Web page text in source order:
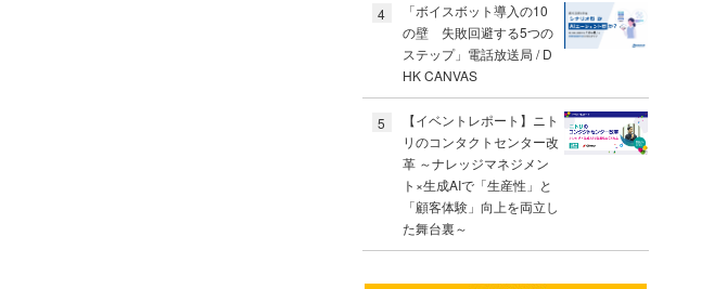
4
「ボイスボット導入の10
の壁 失敗回避する5つの
ステップ」電話放送局 / D
HK CANVAS
5
【イベントレポート】ニト
リのコンタクトセンター改
革 ～ナレッジマネジメン
ト×生成AIで「生産性」と
「顧客体験」向上を両立し
た舞台裏～